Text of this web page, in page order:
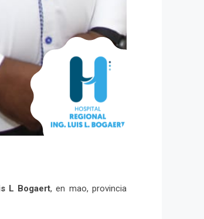
L Bogaert, en mao, provincia